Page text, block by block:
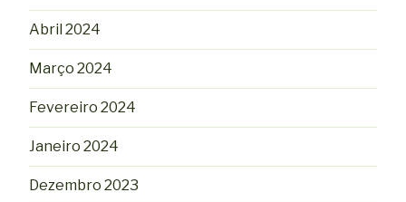
Abril 2024
Março 2024
Fevereiro 2024
Janeiro 2024
Dezembro 2023